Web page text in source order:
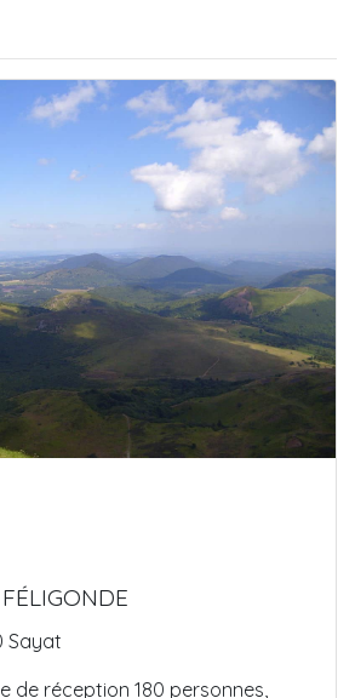
Sayat
de réception 180 personnes,